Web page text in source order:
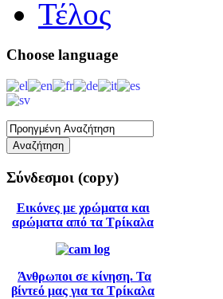
Τέλος
Choose language
Σύνδεσμοι (copy)
Εικόνες με χρώματα και
αρώματα από τα Τρίκαλα
Άνθρωποι σε κίνηση. Τα
βίντεό μας για τα Τρίκαλα